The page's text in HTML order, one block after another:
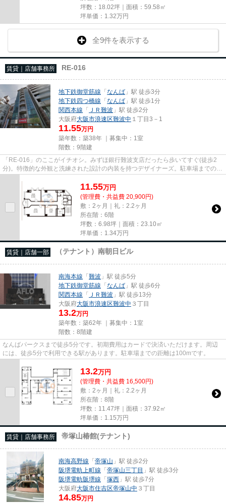
坪数：18.02坪｜面積：59.58㎡
坪単価： 1.32万円
全9件を表示する
賃貸｜店舗事務所 RE-016
地下鉄御堂筋線 「なんば 」駅 徒歩3分
地下鉄四つ橋線 「なんば 」駅 徒歩1分
関西本線 「 ＪＲ難波 」駅 徒歩2分
大阪府大阪市浪速区難波中 １丁目3－1
11.55万円
築年数：築38年 ｜募集中： 1室
階数：9階建
「RE-016」のここがイチオシ。みずほ銀行難波支店だったら歩いてすぐ(徒歩2
分)。特徴的な外観と洗練された設計の内装を持つデザイナーズ。駐車場までの距
離は200mです。クレジットカー...
11.55万円
(管理費・共益費 20,900円)
敷：2ヶ月｜礼：2.2ヶ月
所在階：6階
坪数：6.98坪｜面積：23.10㎡
坪単価： 1.34万円
賃貸｜店舗一部 （テナント）南朝日ビル
南海本線 「難波 」駅 徒歩5分
地下鉄御堂筋線 「なんば 」駅 徒歩6分
関西本線 「 ＪＲ難波 」駅 徒歩13分
大阪府大阪市浪速区難波中 ３丁目
13.2万円
築年数：築62年 ｜募集中： 1室
階数：8階建
なんばパークスまで徒歩5分です。初期費用はカードで決済いただけます。周辺
には、徒歩5分で利用できる駅があります。駐車場までの距離は100mです。
13.2万円
(管理費・共益費 16,500円)
敷：2ヶ月｜礼：2.2ヶ月
所在階：8階
坪数：11.47坪｜面積：37.92㎡
坪単価： 1.15万円
賃貸｜店舗事務所 帝塚山椿館(テナント)
南海高野線 「帝塚山 」駅 徒歩2分
阪堺電軌上町線 「帝塚山三丁目 」駅 徒歩3分
阪堺電軌阪堺線 「塚西 」駅 徒歩7分
大阪府大阪市住吉区帝塚山中 ３丁目
14.85万円